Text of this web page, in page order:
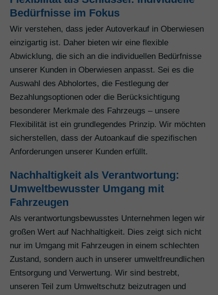
Bedürfnisse im Fokus
Wir verstehen, dass jeder Autoverkauf in Oberwiesen
einzigartig ist. Daher bieten wir eine flexible
Abwicklung, die sich an die individuellen Bedürfnisse
unserer Kunden in Oberwiesen anpasst. Sei es die
Auswahl des Abholortes, die Festlegung der
Bezahlungsoptionen oder die Berücksichtigung
besonderer Merkmale des Fahrzeugs – unsere
Flexibilität ist ein grundlegendes Prinzip. Wir möchten
sicherstellen, dass der Autoankauf die spezifischen
Anforderungen unserer Kunden erfüllt.
Nachhaltigkeit als Verantwortung:
Umweltbewusster Umgang mit
Fahrzeugen
Als verantwortungsbewusstes Unternehmen legen wir
großen Wert auf Nachhaltigkeit. Dies zeigt sich nicht
nur im Umgang mit Fahrzeugen in einem schlechten
Zustand, sondern auch in unserer umweltfreundlichen
Entsorgung und Verwertung. Wir sind bestrebt,
unseren Teil zum Umweltschutz beizutragen und